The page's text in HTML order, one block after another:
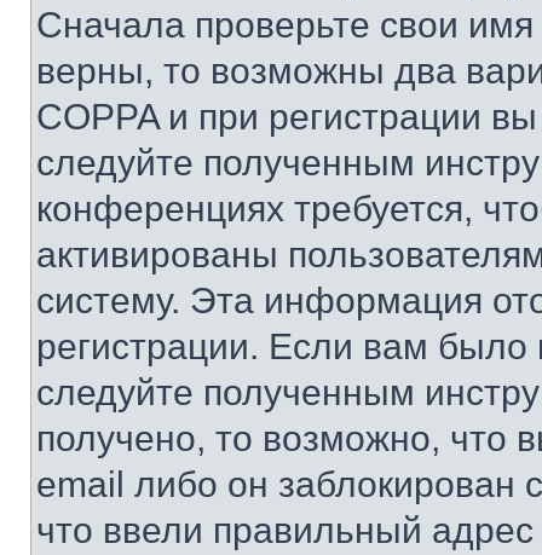
Сначала проверьте свои
верны, то возможны два
COPPA и при регистрации
следуйте полученным
конференциях требуется,
активированы
систему. Эта информация
регистрации. Если вам
следуйте полученным
получено, то возможно, что
email либо он
что ввели правильный адрес